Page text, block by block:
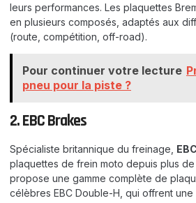
leurs performances. Les plaquettes
en plusieurs composés, adaptés aux
(route, compétition, off-road).
Pour continuer votre lecture
pneu pour la piste ?
2. EBC Brakes
Spécialiste britannique du freinage,
plaquettes de frein moto depuis plus de
propose une gamme complète de
célèbres EBC Double-H, qui offrent